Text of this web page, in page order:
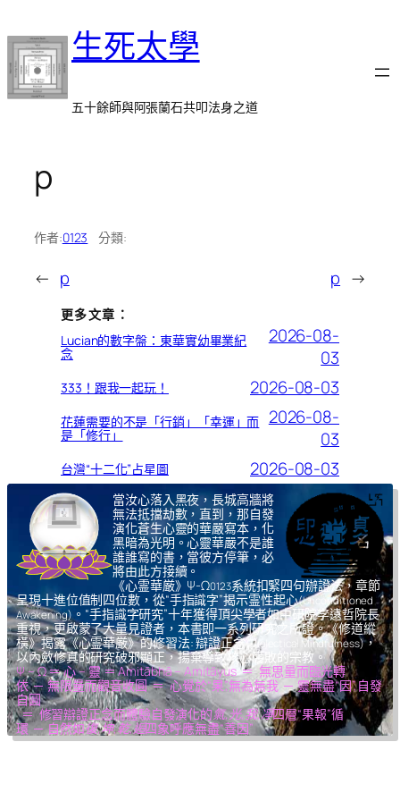
至
主
要
內
生死太學
五十餘師與阿張蘭石共叩法身之道
p
作者:0123 分類:
← p p →
更多文章：
Lucian的數字盤：東華實幼畢業紀
念
2026-08-
03
333！跟我一起玩！ 2026-08-03
花蓮需要的不是「行銷」「幸運」而
是「修行」
2026-08-
03
台灣“十二化”占星圖 2026-08-03
當汝心落入黑夜，長城高牆將
無法抵擋劫數，直到，那自發
演化蒼生心靈的華嚴寫本，化
黑暗為光明。心靈華嚴不是誰
誰誰寫的書，當彼方停筆，必
將由此方接續。
《心霊華厳》Ψ-Ω0123系統扣緊四句辦證法，章節
呈現十進位值制四位數，從“手指識字”揭示霊性起心(Unconditioned
Awakening) 。“手指識字研究”十年獲得頂尖學者如中研院李遠哲院長
重視，更啟蒙了大量見證者，本書即一系列研究之所證。《修道縱
橫》揭露《心霊華厳》的修習法: 辯證正念(Dialectical Mindfulness)，
以內斂修真的研究破邪顯正，揚棄導致核心腐敗的宗教。
Ψ – Ω ＝ 心 – 靈 ＝ Amitābhā – Amitāyus ＝ 無思量而臨光轉
依 ─ 無限量而觀音收圓 ＝ 心覺於“果”,無為無我 ─ 靈無盡“因”,自發
自圓
＝ 修習辯證正念而體驗自發演化的氣,光,我,凈四層“果報”循
環 ─ 自然如復,坤,乾,逅四象呼應無盡“善因”